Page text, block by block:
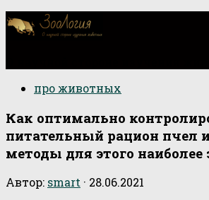
про животных
Как оптимально
питательный рацион пчел
методы для этого
Автор: smart · 28.06.2021